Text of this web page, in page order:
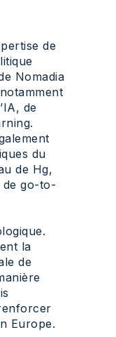
de
Nomadia
de
du
de Hg,
de go-to-
la
de
Europe.